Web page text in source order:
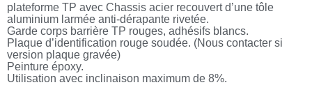
plateforme TP avec Chassis acier recouvert d’une tôle
aluminium larmée anti-dérapante rivetée.
Garde corps barrière TP rouges, adhésifs blancs.
Plaque d’identification rouge soudée. (Nous contacter si
version plaque gravée)
Peinture époxy.
Utilisation avec inclinaison maximum de 8%.